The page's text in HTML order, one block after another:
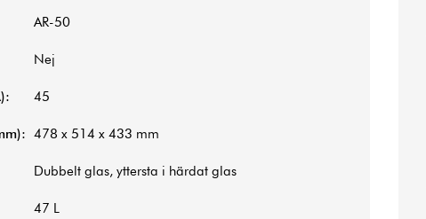
AR-50
Nej
45
478 x 514 x 433 mm
Dubbelt glas, yttersta i härdat glas
47 L